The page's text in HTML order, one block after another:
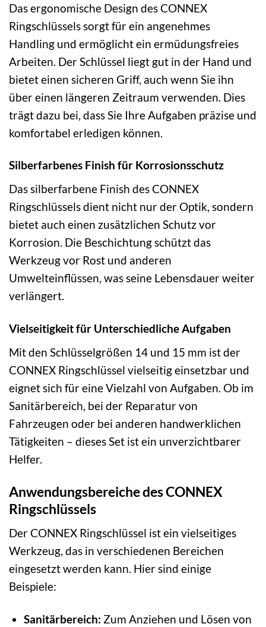
Das ergonomische Design des CONNEX
Ringschlüssels sorgt für ein angenehmes
Handling und ermöglicht ein ermüdungsfreies
Arbeiten. Der Schlüssel liegt gut in der Hand und
bietet einen sicheren Griff, auch wenn Sie ihn
über einen längeren Zeitraum verwenden. Dies
trägt dazu bei, dass Sie Ihre Aufgaben präzise und
komfortabel erledigen können.
Silberfarbenes Finish für Korrosionsschutz
Das silberfarbene Finish des CONNEX
Ringschlüssels dient nicht nur der Optik, sondern
bietet auch einen zusätzlichen Schutz vor
Korrosion. Die Beschichtung schützt das
Werkzeug vor Rost und anderen
Umwelteinflüssen, was seine Lebensdauer weiter
verlängert.
Vielseitigkeit für Unterschiedliche Aufgaben
Mit den Schlüsselgrößen 14 und 15 mm ist der
CONNEX Ringschlüssel vielseitig einsetzbar und
eignet sich für eine Vielzahl von Aufgaben. Ob im
Sanitärbereich, bei der Reparatur von
Fahrzeugen oder bei anderen handwerklichen
Tätigkeiten – dieses Set ist ein unverzichtbarer
Helfer.
Anwendungsbereiche des CONNEX
Ringschlüssels
Der CONNEX Ringschlüssel ist ein vielseitiges
Werkzeug, das in verschiedenen Bereichen
eingesetzt werden kann. Hier sind einige
Beispiele:
Sanitärbereich: Zum Anziehen und Lösen von